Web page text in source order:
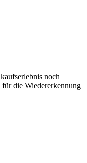
noch
für die Wiedererkennung